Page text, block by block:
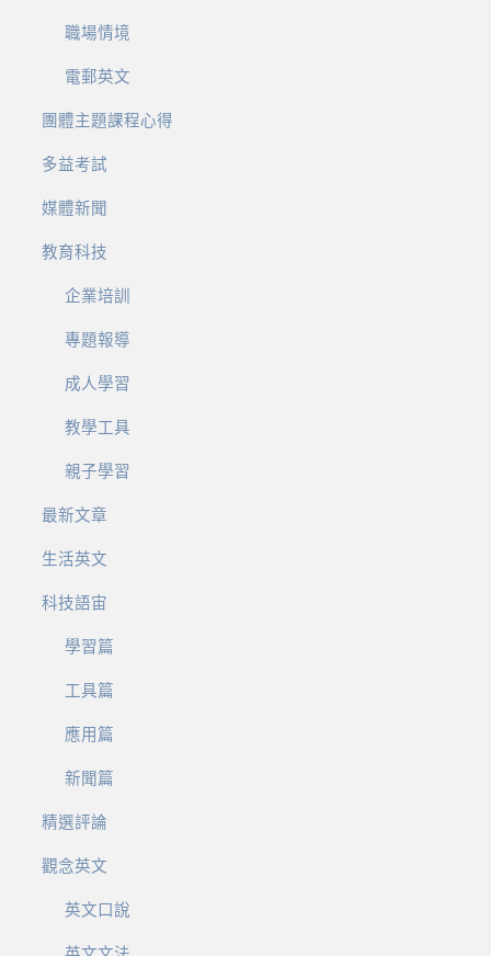
職場情境
電郵英文
團體主題課程心得
多益考試
媒體新聞
教育科技
企業培訓
專題報導
成人學習
教學工具
親子學習
最新文章
生活英文
科技語宙
學習篇
工具篇
應用篇
新聞篇
精選評論
觀念英文
英文口說